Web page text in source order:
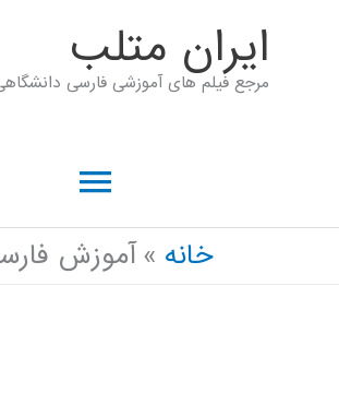
ايران متلب
مرجع فیلم های آموزشی فارسی
فهرست
اصلی
خانه آموزش